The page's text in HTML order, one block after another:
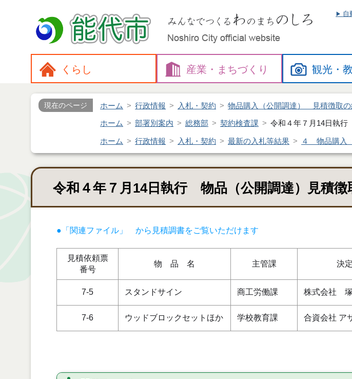
自
くらし 産業・ まちづくり 観光・
現在のページ ホーム 行政情報 入札・契約 物品購入（公開調達） 見積徴取の
ホーム 部署別案内 総務部 契約検査課 令和４年７月14日執
ホーム 行政情報 入札・契約 最新の入札等結果 ４ 物品購入
令和４年７月14日執行 物品（公開調達）見積徴
●「関連ファイル」 から見積調書をご覧いただけます
見積依頼票
番号
物 品 名 主管課 決
7-5 スタンドサイン 商工労働課 株式会社
7-6 ウッドブロックセットほか 学校教育課 合資会社 ア